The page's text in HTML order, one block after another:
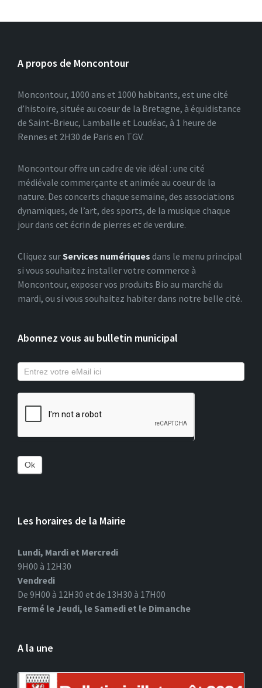
A propos de Moncontour
Moncontour, 1000 ans et 1000 habitants, est une cité
d’histoire, située au coeur de la Bretagne, à équidistance
de Saint-Brieuc, Lamballe et Loudéac, à 1 heure de
Rennes et 2H30 de Paris en TGV.
Moncontour offre un cadre de vie idéal : une cité
médiévale commerçante et animée au coeur de la
nature. Des concerts chaque semaine, des associations
dynamiques, de l’art, des sports, de la musique chaque
jour dans cet écrin de pierres et de verdure.
Cliquez surServices numériques dans le menu principal
si vous souhaitez installer votre commerce à
Moncontour, exposer vos produits Bio au marché du
mardi, ou si vous souhaitez habiter dans notre belle cité.
Abonnez vous au bulletin municipal
Ok
Les horaires de la Mairie
Lundi, Mardi et Mercredi
9H00 à 12H30
Vendredi
De 9H00 à 12H30 et de 13H30 à 17H00
Fermé le Jeudi, le Samedi et le Dimanche
A la une